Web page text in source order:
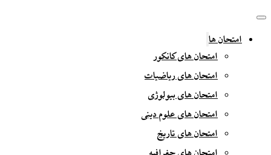
امتحان ها
امتحان های کانکور
امتحان های ریاضیات
امتحان های بیولوژی
امتحان های علوم دینی
امتحان های تاریخ